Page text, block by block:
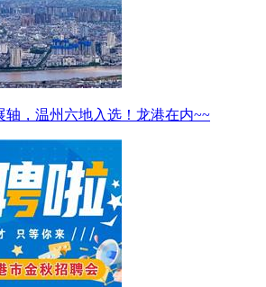
轴，温州六地入选！龙港在内~~